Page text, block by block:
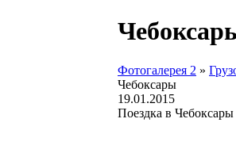
Фотогалерея 2 »
Чебоксары
19.01.2015
Поездка в Чебоксары